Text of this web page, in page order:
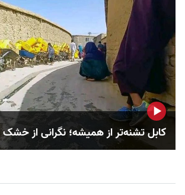
کابل تشنه‌تر از همیشه؛ نگرانی از